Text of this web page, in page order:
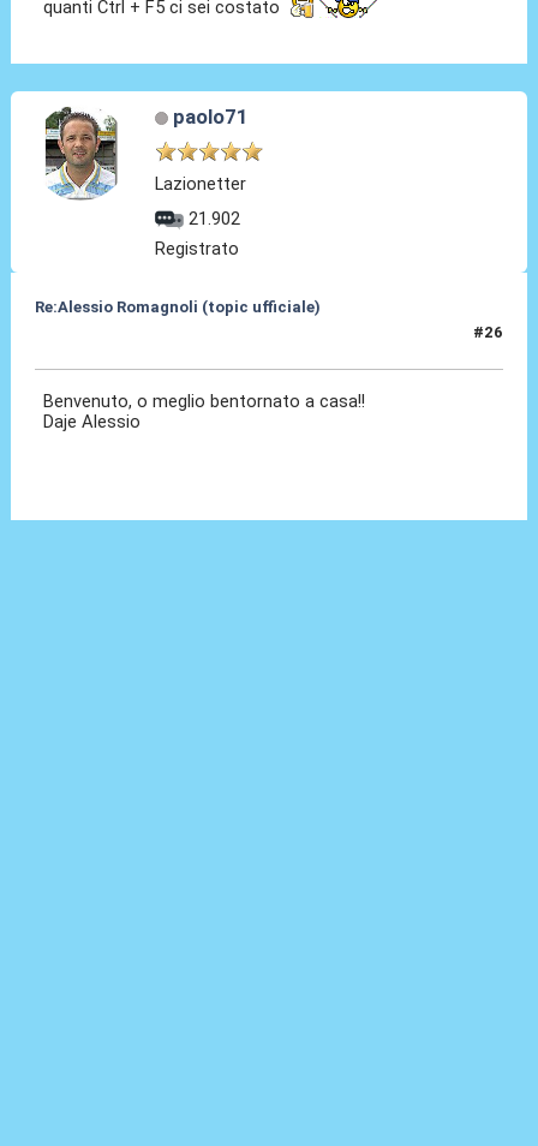
quanti Ctrl + F5 ci sei costato
paolo71
Lazionetter
21.902
Registrato
Re:Alessio Romagnoli (topic ufficiale)
#26
Benvenuto, o meglio bentornato a casa!!
Daje Alessio